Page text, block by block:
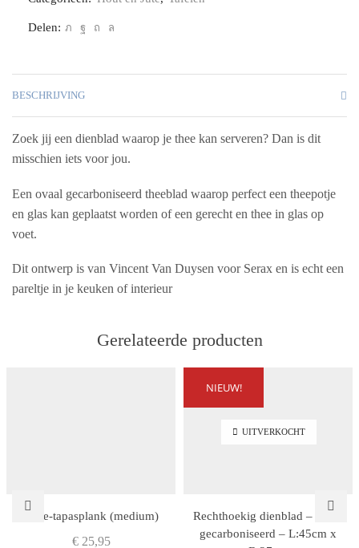
Delen:
BESCHRIJVING
Zoek jij een dienblad waarop je thee kan serveren? Dan is dit
misschien iets voor jou.
Een ovaal gecarboniseerd theeblad waarop perfect een theepotje
en glas kan geplaatst worden of een gerecht en thee in glas op
voet.
Dit ontwerp is van Vincent Van Duysen voor Serax en is echt een
pareltje in je keuken of interieur
Gerelateerde producten
Thee-tapasplank (medium)
€25,95
UITVERKOCHT
NIEUW!
Rechthoekig dienblad – zwart
gecarboniseerd – L:45cm x